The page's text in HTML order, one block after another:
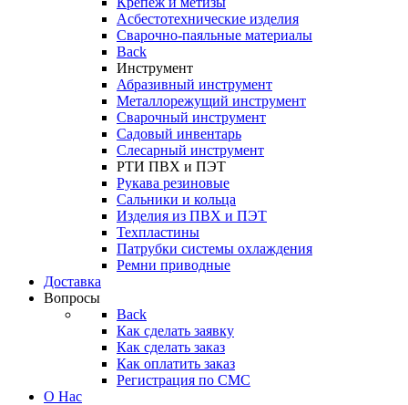
Асбестотехнические изделия
Сварочно-паяльные материалы
Back
Инструмент
Абразивный инструмент
Металлорежущий инструмент
Сварочный инструмент
Садовый инвентарь
Слесарный инструмент
РТИ ПВХ и ПЭТ
Рукава резиновые
Сальники и кольца
Изделия из ПВХ и ПЭТ
Техпластины
Патрубки системы охлаждения
Ремни приводные
Доставка
Вопросы
Back
Как сделать заявку
Как сделать заказ
Как оплатить заказ
Регистрация по СМС
О Нас